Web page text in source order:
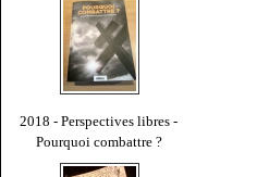
2018 - Perspectives libres -
Pourquoi combattre ?